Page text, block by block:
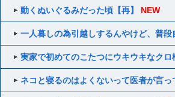
動くぬいぐるみだった頃【再】 NEW
一人暮しの為引越しするんやけど、普段
実家で初めてのこたつにウキウキなクロ
ネコと寝るのはよくないって医者が言っ